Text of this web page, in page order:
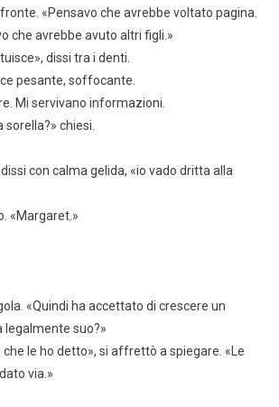
«Pensavo che avrebbe voltato pagina.
che avrebbe avuto altri figli.»
dissi tra i denti.
pesante, soffocante.
Mi servivano informazioni.
sorella?» chiesi.
con calma gelida, «io vado dritta alla
«Margaret.»
«Quindi ha accettato di crescere un
legalmente suo?»
che le ho detto», si affrettò a spiegare. «Le
via.»